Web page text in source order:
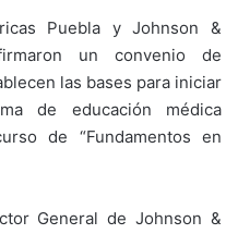
Puebla y Johnson &
un convenio de
las bases para iniciar
de educación médica
de “Fundamentos en
General de Johnson &